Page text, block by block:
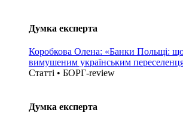
Думка експерта
Коробкова Олена: «Банки Польщі:
вимушеним українським
Статті • БОРГ-review
Думка експерта